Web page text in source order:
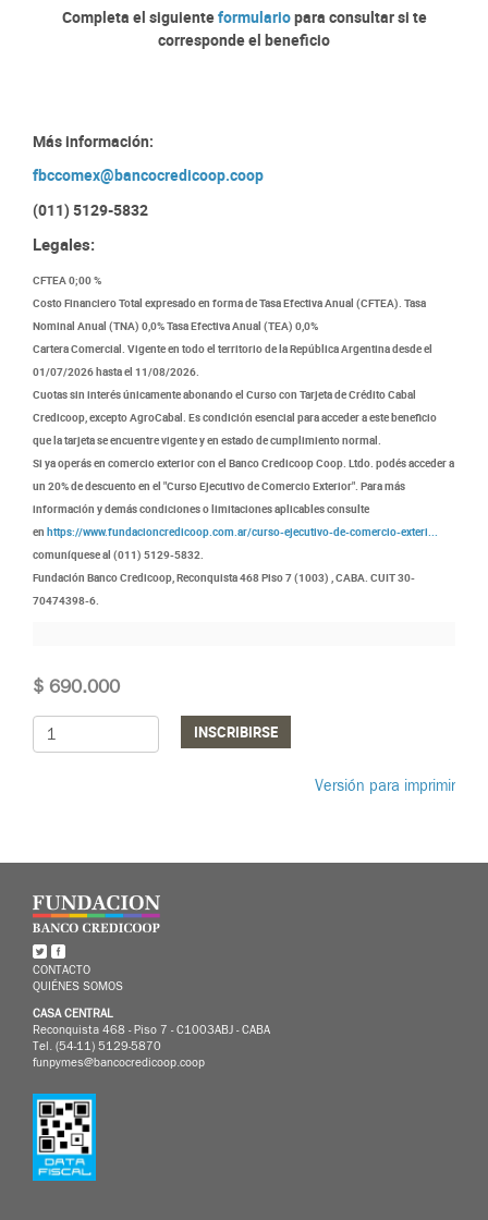
Completa el siguienteformulariopara consultar si te
corresponde el beneficio
Más información:
fbccomex@bancocredicoop.coop
(011) 5129-5832
Legales:
CFTEA 0;00 %
Costo Financiero Total expresado en forma de Tasa Efectiva Anual (CFTEA). Tasa
Nominal Anual (TNA) 0,0% Tasa Efectiva Anual (TEA) 0,0%
Cartera Comercial. Vigente en todo el territorio de la República Argentina desde el
01/07/2026 hasta el 11/08/2026.
Cuotas sin interés únicamente abonando el Curso con Tarjeta de Crédito Cabal
Credicoop, excepto AgroCabal. Es condición esencial para acceder a este beneficio
que la tarjeta se encuentre vigente y en estado de cumplimiento normal.
Si ya operás en comercio exterior con el Banco Credicoop Coop. Ltdo. podés acceder a
un 20% de descuento en el "Curso Ejecutivo de Comercio Exterior". Para más
información y demás condiciones o limitaciones aplicables consulte
en https://www.fundacioncredicoop.com.ar/curso-ejecutivo-de-comercio-exteri...
comuníquese al (011) 5129-5832.
Fundación Banco Credicoop, Reconquista 468 Piso 7 (1003) , CABA. CUIT 30-
70474398-6.
$ 690.000
INSCRIBIRSE
Versión para imprimir
CONTACTO
QUIÉNES SOMOS
CASA CENTRAL
Reconquista 468 - Piso 7 - C1003ABJ - CABA
Tel. (54-11) 5129-5870
funpymes@bancocredicoop.coop